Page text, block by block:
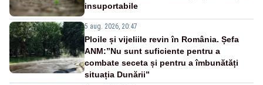
insuportabile
5 aug. 2026, 20:47
Ploile și vijeliile revin în România. Șefa
ANM:”Nu sunt suficiente pentru a
combate seceta și pentru a îmbunătăți
situația Dunării”